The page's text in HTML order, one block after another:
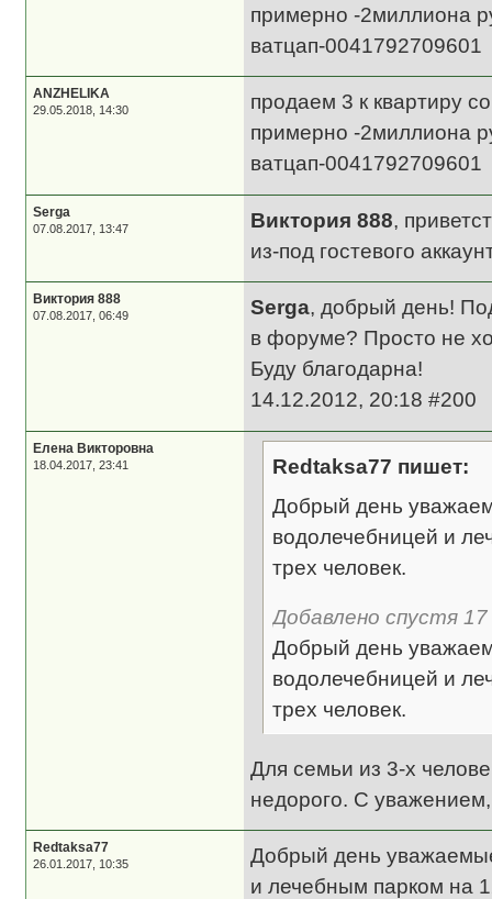
примерно -2миллиона
ватцап-0041792709601
ANZHELIKA
29.05.2018, 14:30
продаем 3 к квартиру
примерно -2миллиона
ватцап-0041792709601
Serga
07.08.2017, 13:47 Виктория 888,
из-под гостевого
Виктория 888
07.08.2017, 06:49 Serga, добрый день!
в форуме? Просто не
Буду благодарна!
14.12.2012, 20:18 #200
Елена Викторовна
18.04.2017, 23:41
Redtaksa77 пишет:
Добрый день
водолечебницей и
трех человек.
Добавлено спустя 17
Добрый день
водолечебницей и
трех человек.
Для семьи из 3-х
недорого. С
Redtaksa77
26.01.2017, 10:35
Добрый день
и лечебным парком на